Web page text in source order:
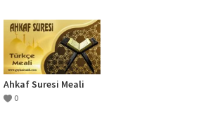
Ahkaf Suresi Meali
0